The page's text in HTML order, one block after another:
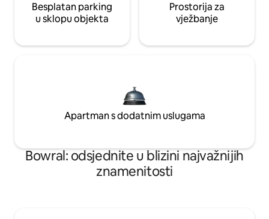
Besplatan parking
u sklopu objekta
Prostorija za
vježbanje
Apartman s dodatnim uslugama
Bowral: odsjednite u blizini najvažnijih
znamenitosti